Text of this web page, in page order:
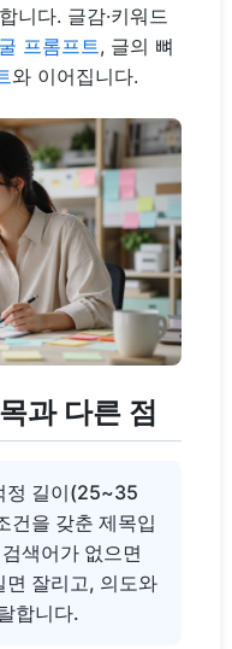
니다. 글감·키워드
프롬프트, 글의 뼈
와 이어집니다.
과 다른 점
정 길이(25~35
건을 갖춘 제목입
색어가 없으면
면 잘리고, 의도와
합니다.